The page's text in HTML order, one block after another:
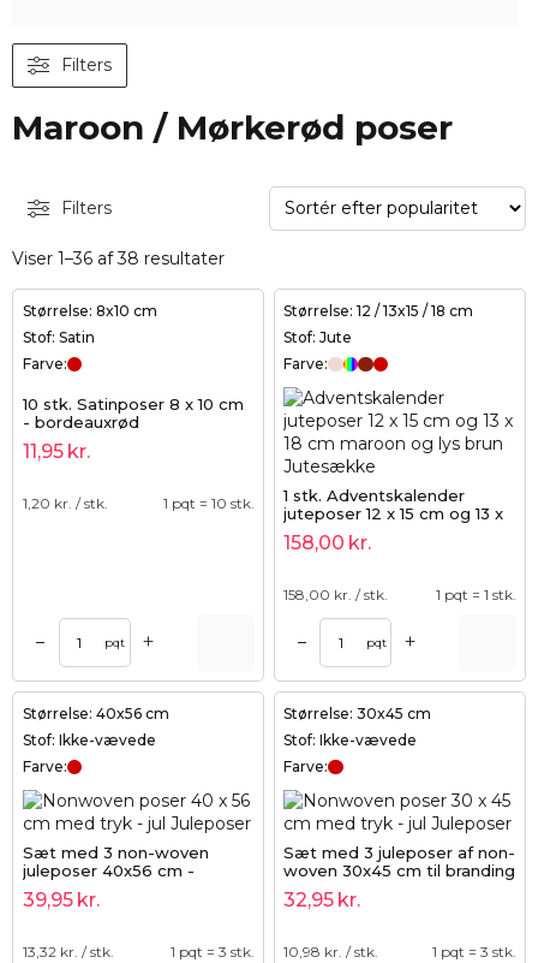
Filters
Maroon / Mørkerød poser
Filters
Viser 1–36 af 38 resultater
Størrelse: 8x10 cm
Stof: Satin
Farve:
10 stk. Satinposer 8 x 10 cm
- bordeauxrød
11,95 kr.
1,20 kr. / stk. 1 pqt = 10 stk.
– pqt +
Størrelse: 12 / 13x15 / 18 cm
Stof: Jute
Farve:
1 stk. Adventskalender
juteposer 12 x 15 cm og 13 x
18 cm maroon og lys brun
158,00 kr.
158,00 kr. / stk. 1 pqt = 1 stk.
– pqt +
Størrelse: 40x56 cm
Stof: Ikke-vævede
Farve:
Sæt med 3 non-woven
juleposer 40x56 cm -
opakowanie på gaver og
reklameartikler
39,95 kr.
13,32 kr. / stk. 1 pqt = 3 stk.
Størrelse: 30x45 cm
Stof: Ikke-vævede
Farve:
Sæt med 3 juleposer af non-
woven 30x45 cm til branding
og gaveindpakning
32,95 kr.
10,98 kr. / stk. 1 pqt = 3 stk.